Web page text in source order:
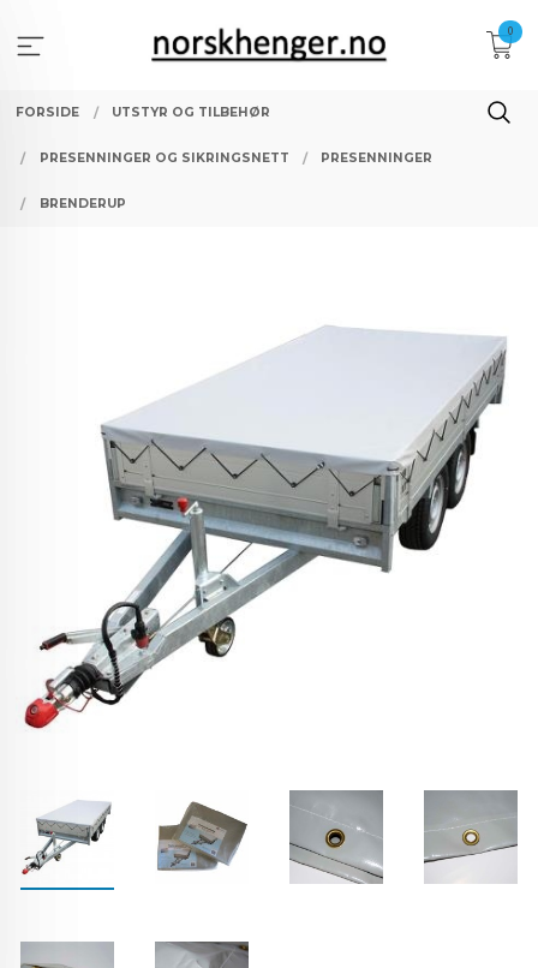
innholdet
0
FORSIDE UTSTYR OG TILBEHØR
PRESENNINGER OG SIKRINGSNETT PRESENNINGER
BRENDERUP